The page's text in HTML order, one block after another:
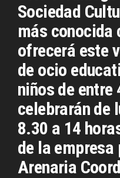
Sociedad
más conocida
ofrecerá este
de ocio
niños de entre
celebrarán de
8.30 a 14
de la empresa
Arenaria